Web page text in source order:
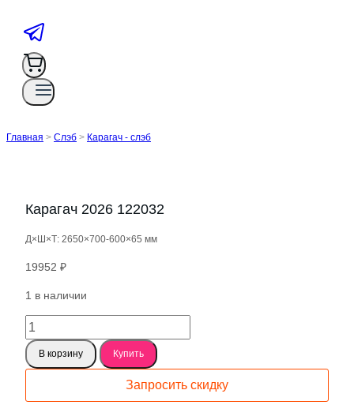
Главная > Слэб > Карагач - слэб
Карагач 2026 122032
Д×Ш×Т: 2650×700-600×65 мм
19952 ₽
1 в наличии
Количество
товара
Карагач
2026
В корзину Купить
Запросить скидку